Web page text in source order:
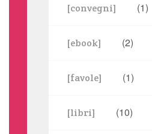
[convegni] (1)
[ebook] (2)
[favole] (1)
[libri] (10)